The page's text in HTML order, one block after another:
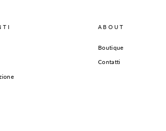
ABOUT
Boutique
Contatti